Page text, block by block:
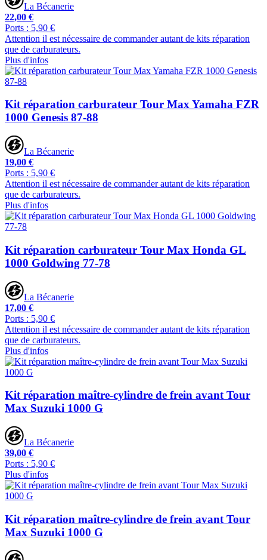
La Bécanerie
22,00 €
Ports : 5,90 €
Attention il est nécessaire de commander autant de kits réparation
que de carburateurs.
Plus d'infos
Kit réparation carburateur Tour Max Yamaha FZR
1000 Genesis 87-88
La Bécanerie
19,00 €
Ports : 5,90 €
Attention il est nécessaire de commander autant de kits réparation
que de carburateurs.
Plus d'infos
Kit réparation carburateur Tour Max Honda GL
1000 Goldwing 77-78
La Bécanerie
17,00 €
Ports : 5,90 €
Attention il est nécessaire de commander autant de kits réparation
que de carburateurs.
Plus d'infos
Kit réparation maître-cylindre de frein avant Tour
Max Suzuki 1000 G
La Bécanerie
39,00 €
Ports : 5,90 €
Plus d'infos
Kit réparation maître-cylindre de frein avant Tour
Max Suzuki 1000 G